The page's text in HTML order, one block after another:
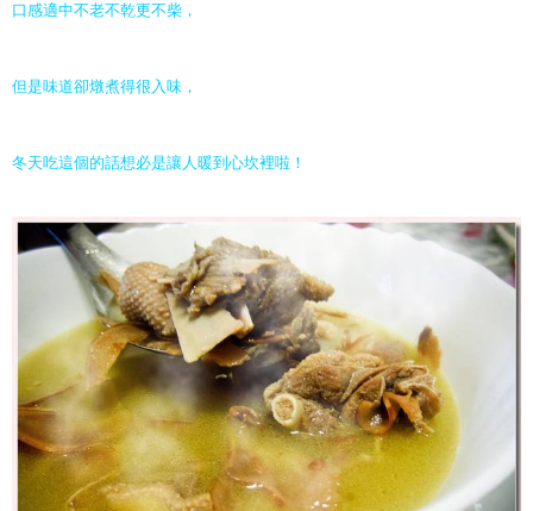
口感適中不老不乾更不柴，
但是味道卻燉煮得很入味，
冬天吃這個的話想必是讓人暖到心坎裡啦！